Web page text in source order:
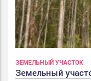
ЗЕМЕЛЬНЫЙ УЧАСТОК
Земельный